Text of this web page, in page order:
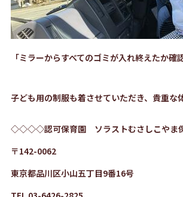
「ミラーからすべてのゴミが入れ終えたか確
子ども用の制服も着させていただき、貴重な
◇◇◇◇認可保育園 ソラストむさしこや
〒142-0062
東京都品川区小山五丁目9番16号